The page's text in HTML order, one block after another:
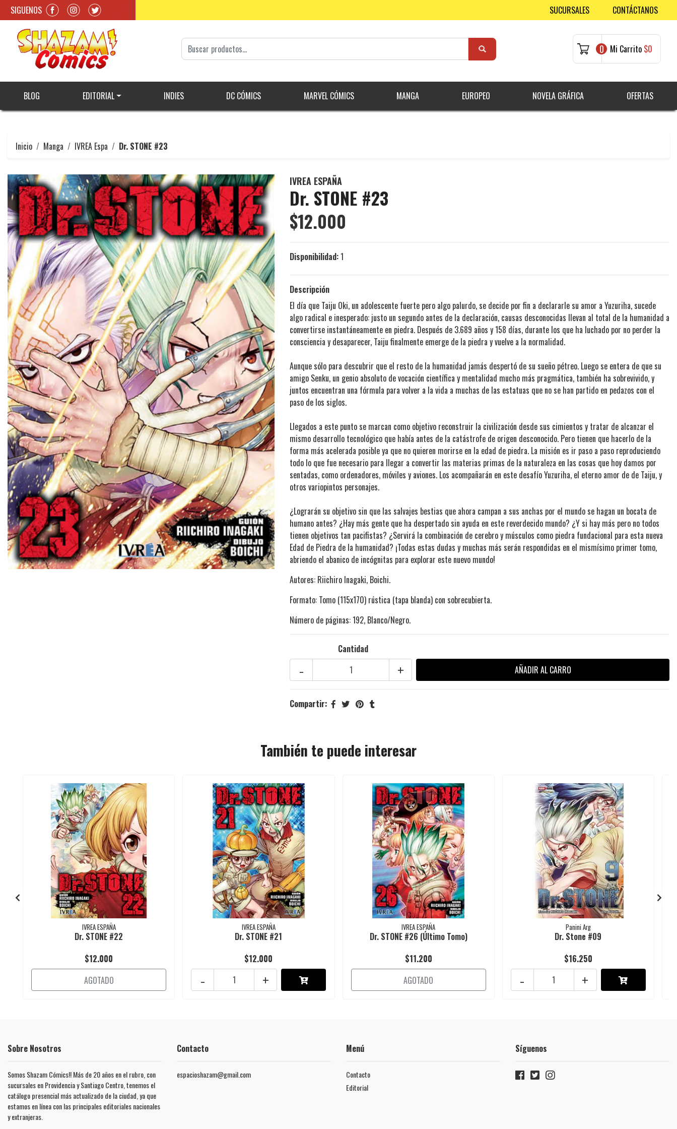
SIGUENOS SUCURSALES CONTÁCTANOS
0 Mi Carrito $0
BLOG EDITORIAL INDIES DC CÓMICS MARVEL CÓMICS MANGA EUROPEO NOVELA GRÁFICA OFERTAS
Inicio Manga IVREA Espa Dr. STONE #23
IVREA ESPAÑA
Dr. STONE #23
$12.000
Disponibilidad:1
Descripción
El día que Taiju Oki, un adolescente fuerte pero algo palurdo, se decide por fin a declararle su amor a Yuzuriha, sucede
algo radical e inesperado: justo un segundo antes de la declaración, causas desconocidas llevan al total de la humanidad a
convertirse instantáneamente en piedra. Después de 3.689 años y 158 días, durante los que ha luchado por no perder la
consciencia y desaparecer, Taiju finalmente emerge de la piedra y vuelve a la normalidad.
Aunque sólo para descubrir que el resto de la humanidad jamás despertó de su sueño pétreo. Luego se entera de que su
amigo Senku, un genio absoluto de vocación científica y mentalidad mucho más pragmática, también ha sobrevivido, y
juntos encuentran una fórmula para volver a la vida a muchas de las estatuas que no se han partido en pedazos con el
paso de los siglos.
Llegados a este punto se marcan como objetivo reconstruir la civilización desde sus cimientos y tratar de alcanzar el
mismo desarrollo tecnológico que había antes de la catástrofe de origen desconocido. Pero tienen que hacerlo de la
forma más acelerada posible ya que no quieren morirse en la edad de piedra. La misión es ir paso a paso reproduciendo
todo lo que fue necesario para llegar a convertir las materias primas de la naturaleza en las cosas que hoy damos por
sentadas, como ordenadores, móviles y aviones. Los acompañarán en este desafío Yuzuriha, el eterno amor de de Taiju, y
otros variopintos personajes.
¿Lograrán su objetivo sin que las salvajes bestias que ahora campan a sus anchas por el mundo se hagan un bocata de
humano antes? ¿Hay más gente que ha despertado sin ayuda en este reverdecido mundo? ¿Y si hay más pero no todos
tienen objetivos tan pacifistas? ¿Servirá la combinación de cerebro y músculos como piedra fundacional para esta nueva
Edad de Piedra de la humanidad? ¡Todas estas dudas y muchas más serán respondidas en el mismísimo primer tomo,
abriendo el abanico de incógnitas para explorar este nuevo mundo!
Autores: Riichiro Inagaki, Boichi.
Formato: Tomo (115x170) rústica (tapa blanda) con sobrecubierta.
Número de páginas: 192, Blanco/Negro.
Cantidad
+
-
Compartir:
También te puede interesar
IVREA ESPAÑA
Dr. STONE #22
$12.000
AGOTADO
IVREA ESPAÑA
Dr. STONE #21
$12.000
+
-
IVREA ESPAÑA
Dr. STONE #26 (Último Tomo)
$11.200
AGOTADO
Panini Arg
Dr. Stone #09
$16.250
+
-
Sobre Nosotros
Somos Shazam Cómics!! Más de 20 años en el rubro, con
sucursales en Providencia y Santiago Centro, tenemos el
catálogo presencial más actualizado de la ciudad, ya que
estamos en línea con las principales editoriales nacionales
y extranjeras.
Contacto
espacioshazam@gmail.com
Menú
Contacto
Editorial
Síguenos